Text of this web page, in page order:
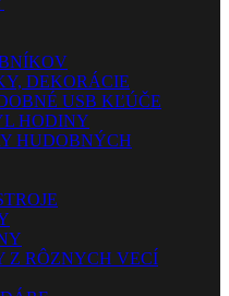
DEKORÁCIE
USB KĽÚČE
HODINY
HUDOBNÝCH
Z RÔZNYCH VECÍ